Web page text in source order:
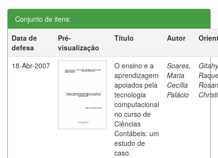
Conjunto de itens:
Data de
defesa
Pré-
visualização
Título Autor
18-Abr-2007
O ensino e a
aprendizagem
apoiados pela
tecnologia
computacional
no curso de
Ciências
Contábeis: um
estudo de
caso.
Soares,
Maria
Cecília
Palácio
Rosan